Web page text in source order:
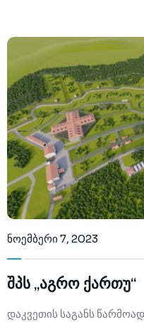
ნოემბერი 7, 2023
შპს „აგრო ქართუ“
დაკვეთის საგანს